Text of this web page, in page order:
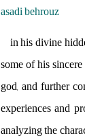
asadi behrouz
in his divine
some of his
god, and further
experiences and
analyzing the